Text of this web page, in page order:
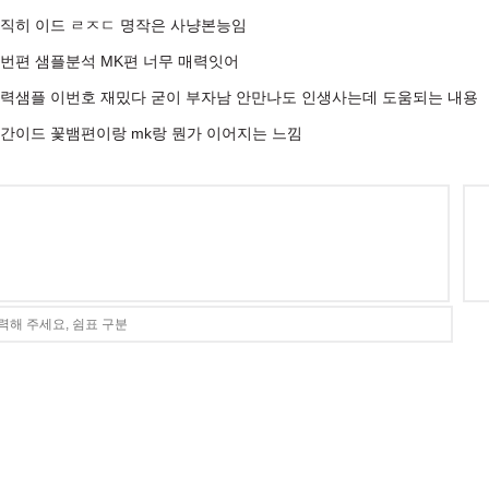
히 이드 ㄹㅈㄷ 명작은 사냥본능임
편 샘플분석 MK편 너무 매력잇어
샘플 이번호 재밌다 굳이 부자남 안만나도 인생사는데 도움되는 내용
이드 꽃뱀편이랑 mk랑 뭔가 이어지는 느낌